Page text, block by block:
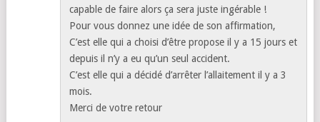
capable de faire alors ça sera juste ingérable !
Pour vous donnez une idée de son affirmation,
C’est elle qui a choisi d’être propose il y a 15 jours et
depuis il n’y a eu qu’un seul accident.
C’est elle qui a décidé d’arrêter l’allaitement il y a 3
mois.
Merci de votre retour